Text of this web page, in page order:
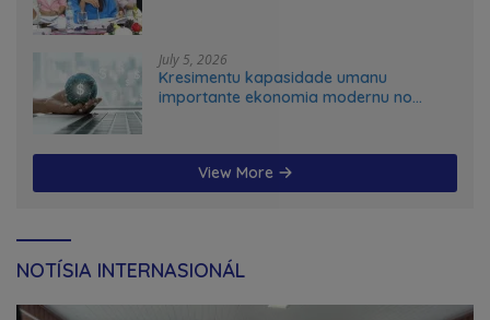
July 5, 2026
Kresimentu kapasidade umanu
importante ekonomia modernu no
View More
NOTÍSIA INTERNASIONÁL